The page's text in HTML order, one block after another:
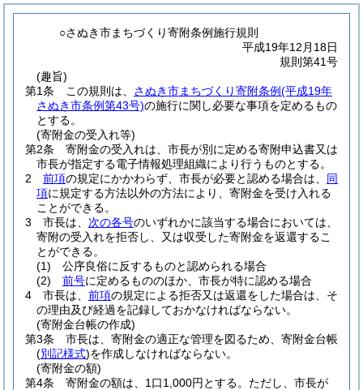
○さぬき市まちづくり寄附条例施行規則
平成19年12月18日
規則第41号
(趣旨)
第1条
この規則は、 さぬき市まちづくり寄附条例(平成19年
さぬき市条例第43号)の施行に関し必要な事項を定めるもの
とする。
(寄附金の受入れ等)
第2条
寄附金の受入れは、市長が別に定める寄附申込書又は
市長が指定する電子情報処理組織により行うものとする。
2
前項の規定にかかわらず、市長が必要と認める場合は、 同
項に規定する方法以外の方法により、寄附金を受け入れる
ことができる。
3
市長は、 次の各号のいずれかに該当する場合においては、
寄附の受入れを拒否し、又は収受した寄附金を返還するこ
とができる。
(1)
公序良俗に反するものと認められる場合
(2)
前号に定めるもののほか、市長が特に認める場合
4
市長は、 前項の規定による拒否又は返還をした場合は、そ
の理由及び経過を記録しておかなければならない。
(寄附金台帳の作成)
第3条
市長は、寄附金の適正な管理を図るため、寄附金台帳
(別記様式)を作成しなければならない。
(寄附金の額)
第4条
寄附金の額は、1口1,000円とする。 ただし、市長が